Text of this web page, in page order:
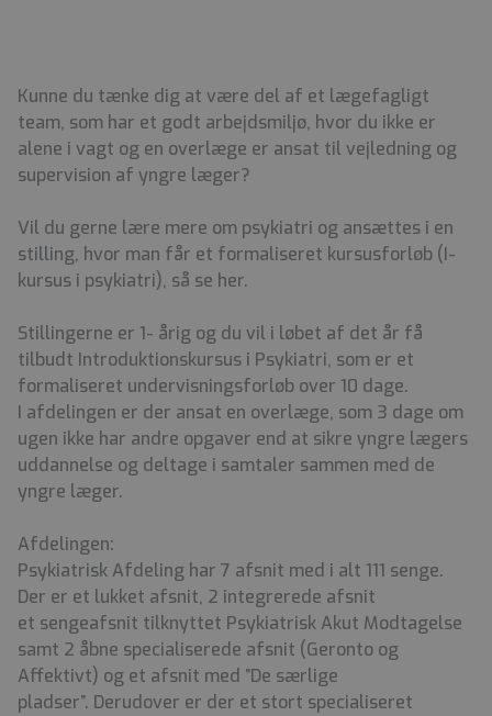
Kunne du tænke dig at være del af et lægefagligt
team, som har et godt arbejdsmiljø, hvor du ikke er
alene i vagt og en overlæge er ansat til vejledning og
supervision af yngre læger?
Vil du gerne lære mere om psykiatri og ansættes i en
stilling, hvor man får et formaliseret kursusforløb (I-
kursus i psykiatri), så se her.
Stillingerne er 1- årig og du vil i løbet af det år få
tilbudt Introduktionskursus i Psykiatri, som er et
formaliseret undervisningsforløb over 10 dage.
I afdelingen er der ansat en overlæge, som 3 dage om
ugen ikke har andre opgaver end at sikre yngre lægers
uddannelse og deltage i samtaler sammen med de
yngre læger.
Afdelingen:
Psykiatrisk Afdeling har 7 afsnit med i alt 111 senge.
Der er et lukket afsnit, 2 integrerede afsnit
et sengeafsnit tilknyttet Psykiatrisk Akut Modtagelse
samt 2 åbne specialiserede afsnit (Geronto og
Affektivt) og et afsnit med ”De særlige
pladser”. Derudover er der et stort specialiseret